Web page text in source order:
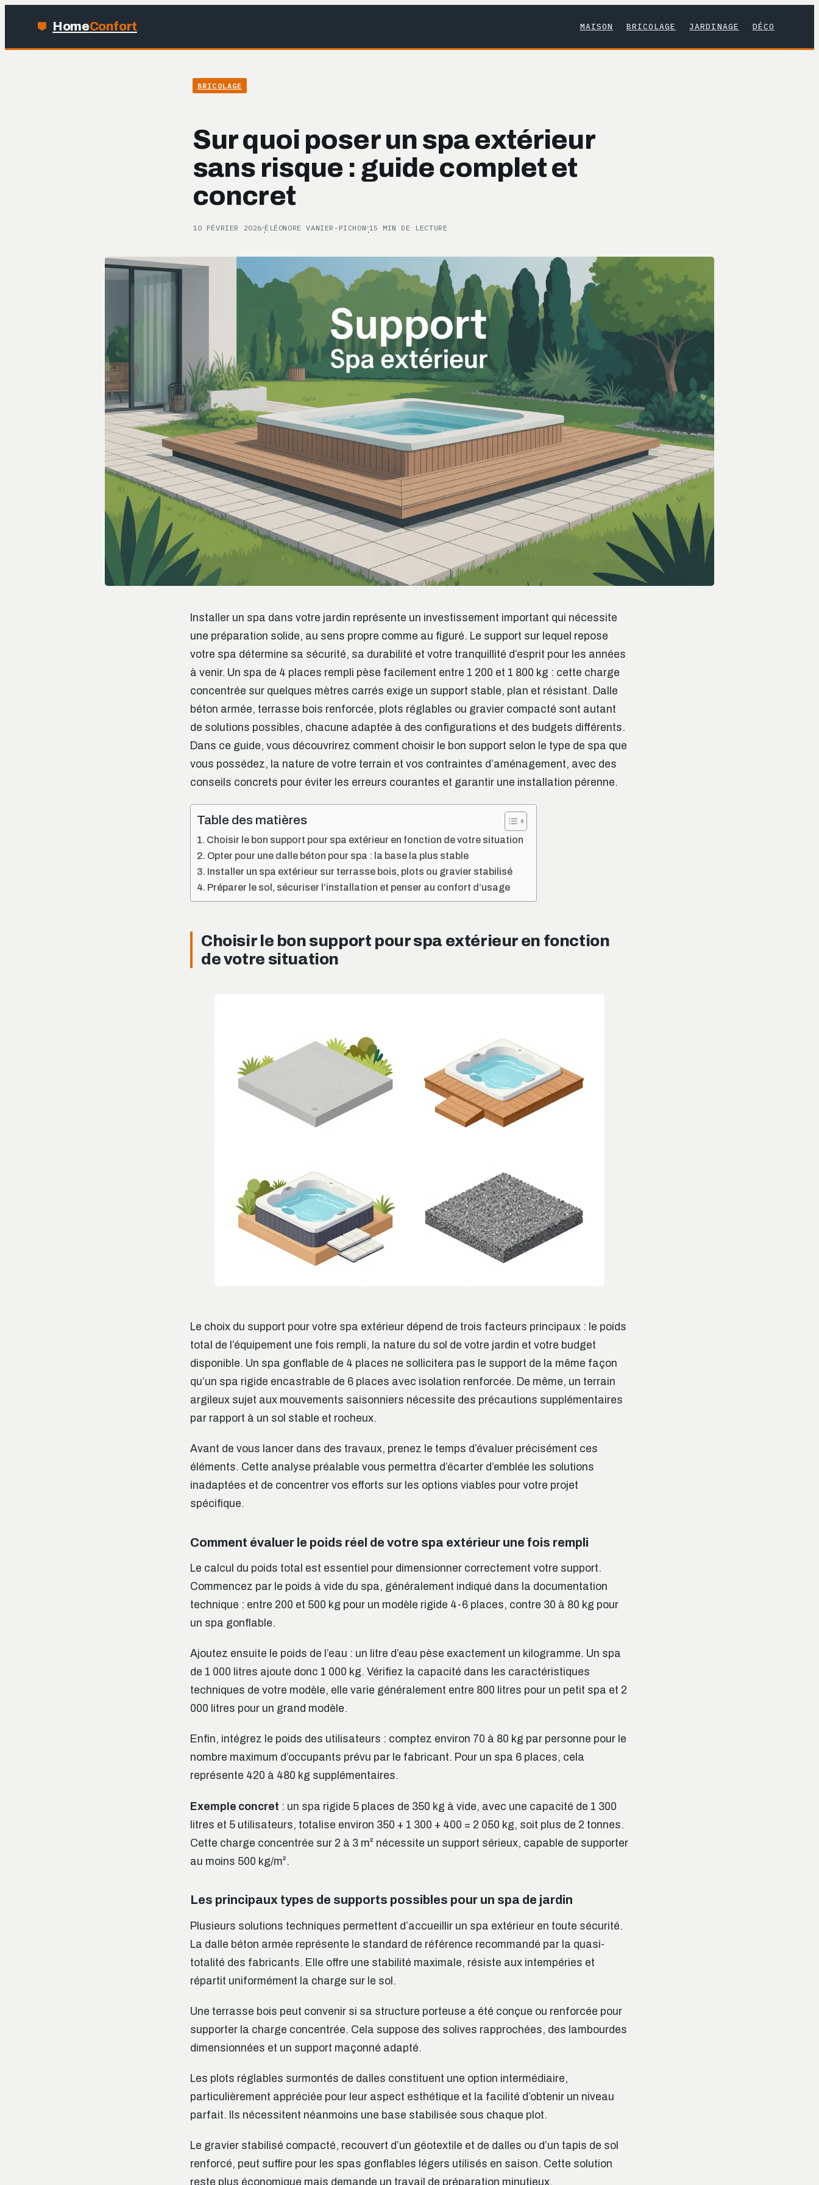
HomeConfort MAISON BRICOLAGE JARDINAGE DÉCO
BRICOLAGE
Sur quoi poser un spa extérieur
sans risque : guide complet et
concret
10 FÉVRIER 2026 ·ÉLÉONORE VANIER-PICHON·15 MIN DE LECTURE
Installer un spa dans votre jardin représente un investissement important qui nécessite
une préparation solide, au sens propre comme au figuré. Le support sur lequel repose
votre spa détermine sa sécurité, sa durabilité et votre tranquillité d’esprit pour les années
à venir. Un spa de 4 places rempli pèse facilement entre 1 200 et 1 800 kg : cette charge
concentrée sur quelques mètres carrés exige un support stable, plan et résistant. Dalle
béton armée, terrasse bois renforcée, plots réglables ou gravier compacté sont autant
de solutions possibles, chacune adaptée à des configurations et des budgets différents.
Dans ce guide, vous découvrirez comment choisir le bon support selon le type de spa que
vous possédez, la nature de votre terrain et vos contraintes d’aménagement, avec des
conseils concrets pour éviter les erreurs courantes et garantir une installation pérenne.
Table des matières
Choisir le bon support pour spa extérieur en fonction de votre situation
Opter pour une dalle béton pour spa : la base la plus stable
Installer un spa extérieur sur terrasse bois, plots ou gravier stabilisé
Préparer le sol, sécuriser l’installation et penser au confort d’usage
Choisir le bon support pour spa extérieur en fonction
de votre situation
Le choix du support pour votre spa extérieur dépend de trois facteurs principaux : le poids
total de l’équipement une fois rempli, la nature du sol de votre jardin et votre budget
disponible. Un spa gonflable de 4 places ne sollicitera pas le support de la même façon
qu’un spa rigide encastrable de 6 places avec isolation renforcée. De même, un terrain
argileux sujet aux mouvements saisonniers nécessite des précautions supplémentaires
par rapport à un sol stable et rocheux.
Avant de vous lancer dans des travaux, prenez le temps d’évaluer précisément ces
éléments. Cette analyse préalable vous permettra d’écarter d’emblée les solutions
inadaptées et de concentrer vos efforts sur les options viables pour votre projet
spécifique.
Comment évaluer le poids réel de votre spa extérieur une fois rempli
Le calcul du poids total est essentiel pour dimensionner correctement votre support.
Commencez par le poids à vide du spa, généralement indiqué dans la documentation
technique : entre 200 et 500 kg pour un modèle rigide 4-6 places, contre 30 à 80 kg pour
un spa gonflable.
Ajoutez ensuite le poids de l’eau : un litre d’eau pèse exactement un kilogramme. Un spa
de 1 000 litres ajoute donc 1 000 kg. Vérifiez la capacité dans les caractéristiques
techniques de votre modèle, elle varie généralement entre 800 litres pour un petit spa et 2
000 litres pour un grand modèle.
Enfin, intégrez le poids des utilisateurs : comptez environ 70 à 80 kg par personne pour le
nombre maximum d’occupants prévu par le fabricant. Pour un spa 6 places, cela
représente 420 à 480 kg supplémentaires.
Exemple concret : un spa rigide 5 places de 350 kg à vide, avec une capacité de 1 300
litres et 5 utilisateurs, totalise environ 350 + 1 300 + 400 = 2 050 kg, soit plus de 2 tonnes.
Cette charge concentrée sur 2 à 3 m² nécessite un support sérieux, capable de supporter
au moins 500 kg/m².
Les principaux types de supports possibles pour un spa de jardin
Plusieurs solutions techniques permettent d’accueillir un spa extérieur en toute sécurité.
La dalle béton armée représente le standard de référence recommandé par la quasi-
totalité des fabricants. Elle offre une stabilité maximale, résiste aux intempéries et
répartit uniformément la charge sur le sol.
Une terrasse bois peut convenir si sa structure porteuse a été conçue ou renforcée pour
supporter la charge concentrée. Cela suppose des solives rapprochées, des lambourdes
dimensionnées et un support maçonné adapté.
Les plots réglables surmontés de dalles constituent une option intermédiaire,
particulièrement appréciée pour leur aspect esthétique et la facilité d’obtenir un niveau
parfait. Ils nécessitent néanmoins une base stabilisée sous chaque plot.
Le gravier stabilisé compacté, recouvert d’un géotextile et de dalles ou d’un tapis de sol
renforcé, peut suffire pour les spas gonflables légers utilisés en saison. Cette solution
reste plus économique mais demande un travail de préparation minutieux.